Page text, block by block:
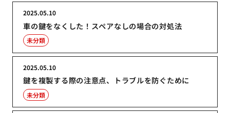
車の鍵をなくした！スペアなしの場合の対処法
2025.05.10
未分類
鍵を複製する際の注意点、トラブルを防ぐために
2025.05.10
未分類